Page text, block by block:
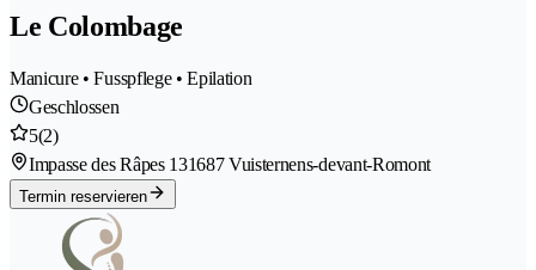
Le Colombage
Manicure • Fusspflege • Epilation
Geschlossen
5(2)
Impasse des Râpes 131687 Vuisternens-devant-Romont
Termin reservieren